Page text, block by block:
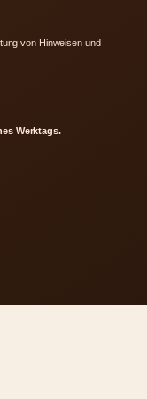
von Hinweisen und
Werktags.